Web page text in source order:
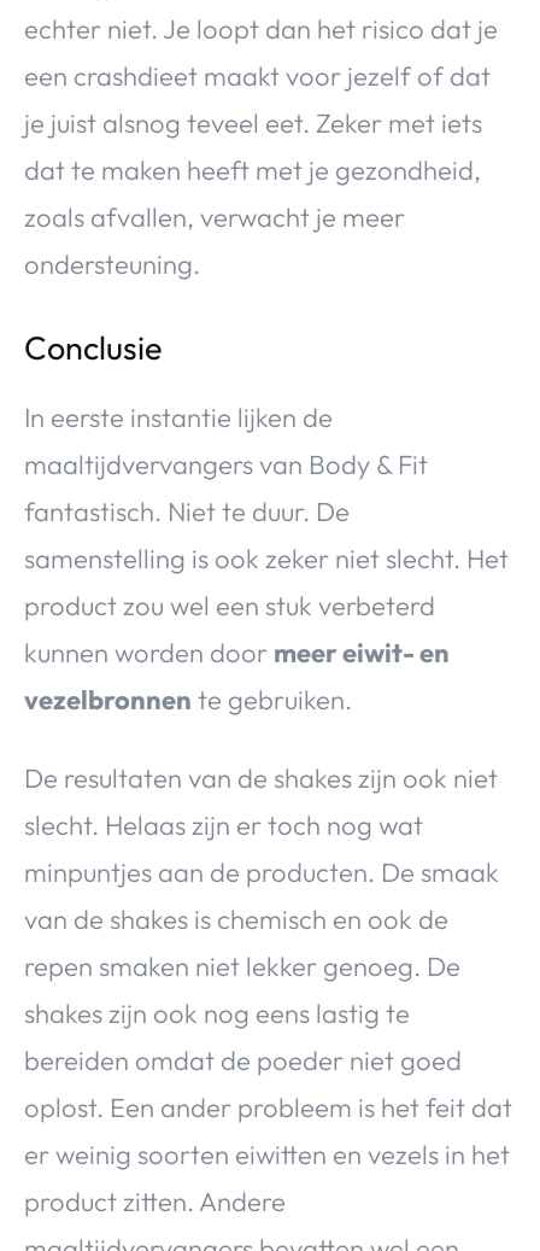
echter niet. Je loopt dan het risico dat je
een crashdieet maakt voor jezelf of dat
je juist alsnog teveel eet. Zeker met iets
dat te maken heeft met je gezondheid,
zoals afvallen, verwacht je meer
ondersteuning.
Conclusie
In eerste instantie lijken de
maaltijdvervangers van Body & Fit
fantastisch. Niet te duur. De
samenstelling is ook zeker niet slecht. Het
product zou wel een stuk verbeterd
kunnen worden door meer eiwit- en
vezelbronnen te gebruiken.
De resultaten van de shakes zijn ook niet
slecht. Helaas zijn er toch nog wat
minpuntjes aan de producten. De smaak
van de shakes is chemisch en ook de
repen smaken niet lekker genoeg. De
shakes zijn ook nog eens lastig te
bereiden omdat de poeder niet goed
oplost. Een ander probleem is het feit dat
er weinig soorten eiwitten en vezels in het
product zitten. Andere